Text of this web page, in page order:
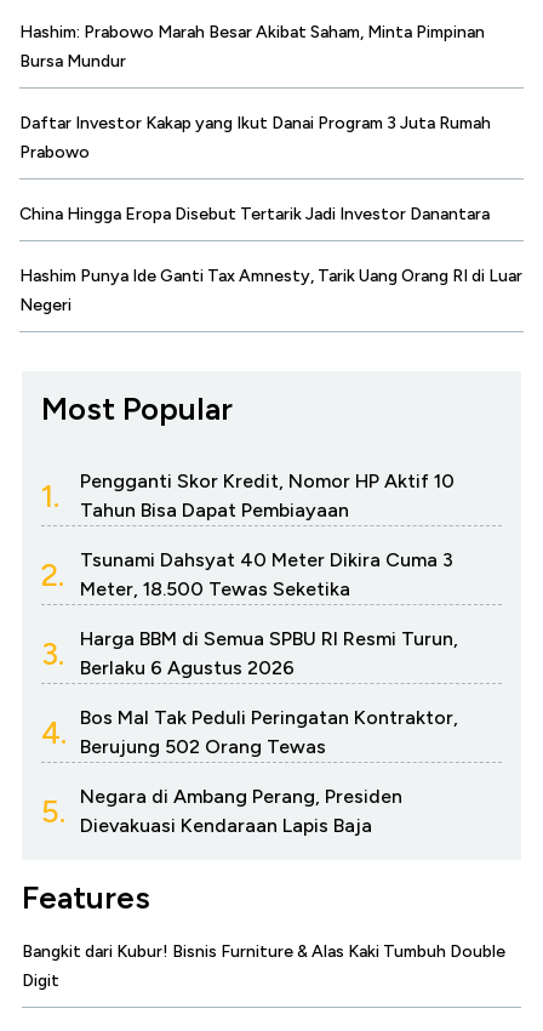
Hashim: Prabowo Marah Besar Akibat Saham, Minta Pimpinan
Bursa Mundur
Daftar Investor Kakap yang Ikut Danai Program 3 Juta Rumah
Prabowo
China Hingga Eropa Disebut Tertarik Jadi Investor Danantara
Hashim Punya Ide Ganti Tax Amnesty, Tarik Uang Orang RI di Luar
Negeri
Most Popular
1.
Pengganti Skor Kredit, Nomor HP Aktif 10
Tahun Bisa Dapat Pembiayaan
2.
Tsunami Dahsyat 40 Meter Dikira Cuma 3
Meter, 18.500 Tewas Seketika
3.
Harga BBM di Semua SPBU RI Resmi Turun,
Berlaku 6 Agustus 2026
4.
Bos Mal Tak Peduli Peringatan Kontraktor,
Berujung 502 Orang Tewas
5.
Negara di Ambang Perang, Presiden
Dievakuasi Kendaraan Lapis Baja
Features
Bangkit dari Kubur! Bisnis Furniture & Alas Kaki Tumbuh Double
Digit